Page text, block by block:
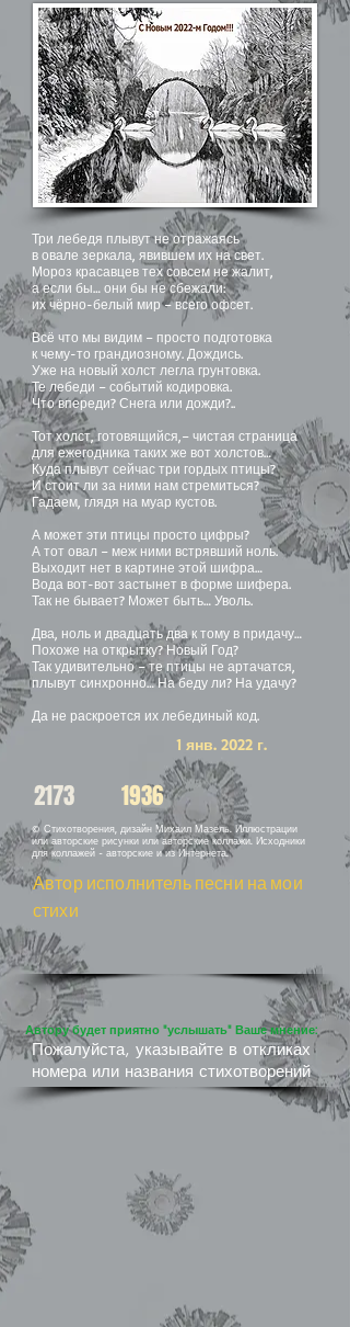
Три лебедя плывут не отражаясь
в овале зеркала, явившем их на свет.
Мороз красавцев тех совсем не жалит,
а если бы… они бы не сбежали:
их чёрно-белый мир – всего офсет.
Всё что мы видим – просто подготовка
к чему-то грандиозному. Дождись.
Уже на новый холст легла грунтовка.
Те лебеди – событий кодировка.
Что впереди? Снега или дожди?..
Тот холст, готовящийся,– чистая страница
для ежегодника таких же вот холстов…
Куда плывут сейчас три гордых птицы?
И стоит ли за ними нам стремиться?
Гадаем, глядя на муар кустов.
А может эти птицы просто цифры?
А тот овал – меж ними встрявший ноль.
Выходит нет в картине этой шифра…
Вода вот-вот застынет в форме шифера.
Так не бывает? Может быть… Уволь.
Два, ноль и двадцать два к тому в придачу…
Похоже на открытку? Новый Год?
Так удивительно – те птицы не артачатся,
плывут синхронно… На беду ли? На удачу?
Да не раскроется их лебединый код.
1 янв. 2022 г.
2173 1936
© Стихотворения, дизайн Михаил Мазель. Иллюстрации
или авторские рисунки или авторские коллажи. Исходники
для коллажей - авторские и из Интернета.
Автор исполнитель песни на мои
стихи
Автору будет приятно "услышать" Ваше мнение:
Пожалуйста, указывайте в откликах
номера или названия стихотворений